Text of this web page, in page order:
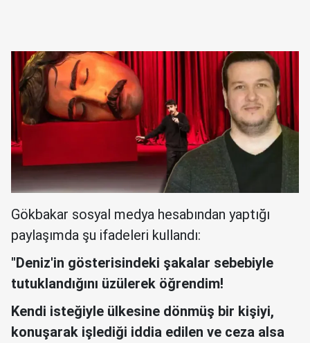
Gökbakar sosyal medya hesabından yaptığı
paylaşımda şu ifadeleri kullandı:
"Deniz'in gösterisindeki şakalar sebebiyle
tutuklandığını üzülerek öğrendim!
Kendi isteğiyle ülkesine dönmüş bir kişiyi,
konuşarak işlediği iddia edilen ve ceza alsa